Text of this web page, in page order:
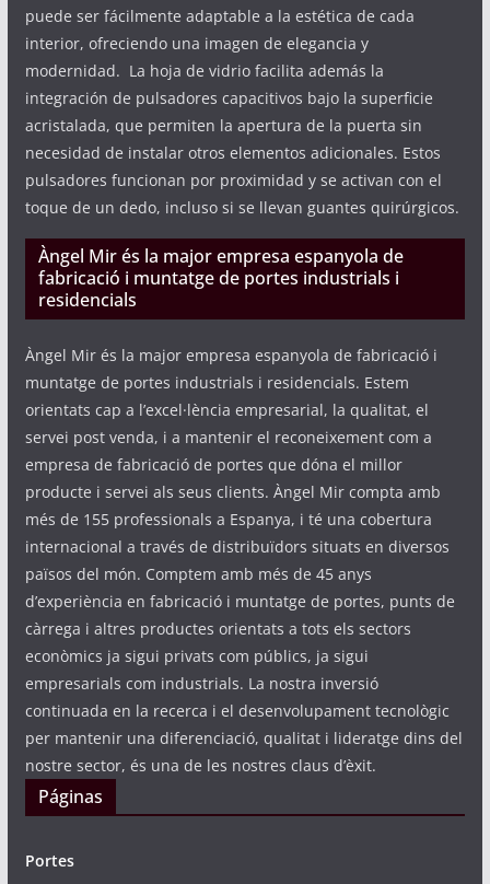
puede ser fácilmente adaptable a la estética de cada
interior, ofreciendo una imagen de elegancia y
modernidad. La hoja de vidrio facilita además la
integración de pulsadores capacitivos bajo la superficie
acristalada, que permiten la apertura de la puerta sin
necesidad de instalar otros elementos adicionales. Estos
pulsadores funcionan por proximidad y se activan con el
toque de un dedo, incluso si se llevan guantes quirúrgicos.
Àngel Mir és la major empresa espanyola de
fabricació i muntatge de portes industrials i
residencials
Àngel Mir és la major empresa espanyola de fabricació i
muntatge de portes industrials i residencials. Estem
orientats cap a l’excel·lència empresarial, la qualitat, el
servei post venda, i a mantenir el reconeixement com a
empresa de fabricació de portes que dóna el millor
producte i servei als seus clients. Àngel Mir compta amb
més de 155 professionals a Espanya, i té una cobertura
internacional a través de distribuïdors situats en diversos
països del món. Comptem amb més de 45 anys
d’experiència en fabricació i muntatge de portes, punts de
càrrega i altres productes orientats a tots els sectors
econòmics ja sigui privats com públics, ja sigui
empresarials com industrials. La nostra inversió
continuada en la recerca i el desenvolupament tecnològic
per mantenir una diferenciació, qualitat i lideratge dins del
nostre sector, és una de les nostres claus d’èxit.
Páginas
Portes